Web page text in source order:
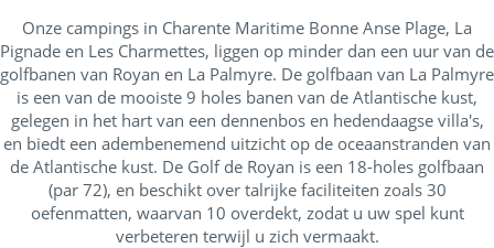
Onze campings in Charente Maritime Bonne Anse Plage, La
Pignade en Les Charmettes, liggen op minder dan een uur van de
golfbanen van Royan en La Palmyre. De golfbaan van La Palmyre
is een van de mooiste 9 holes banen van de Atlantische kust,
gelegen in het hart van een dennenbos en hedendaagse villa's,
en biedt een adembenemend uitzicht op de oceaanstranden van
de Atlantische kust. De Golf de Royan is een 18-holes golfbaan
(par 72), en beschikt over talrijke faciliteiten zoals 30
oefenmatten, waarvan 10 overdekt, zodat u uw spel kunt
verbeteren terwijl u zich vermaakt.